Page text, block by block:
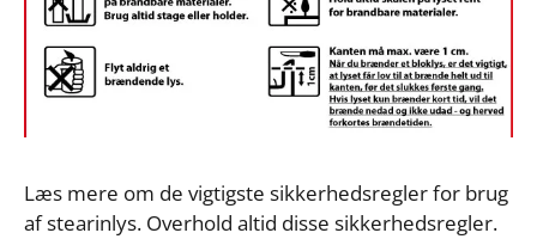
Læs mere om de vigtigste sikkerhedsregler for brug
af stearinlys. Overhold altid disse sikkerhedsregler.